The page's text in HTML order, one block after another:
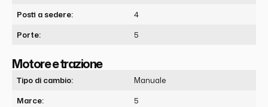
Posti a sedere:
4
Porte:
5
Motore e trazione
Tipo di cambio:
Manuale
Marce:
5